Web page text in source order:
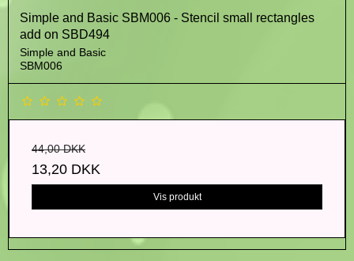
Simple and Basic SBM006 - Stencil small rectangles
add on SBD494
Simple and Basic
SBM006
44,00 DKK
13,20 DKK
Vis produkt